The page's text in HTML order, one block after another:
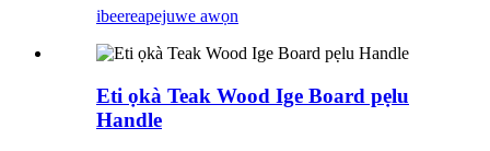
ibeereapejuwe awọn
Eti ọkà Teak Wood Ige Board pẹlu
Handle